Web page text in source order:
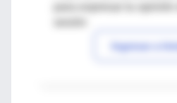
Ingresar a